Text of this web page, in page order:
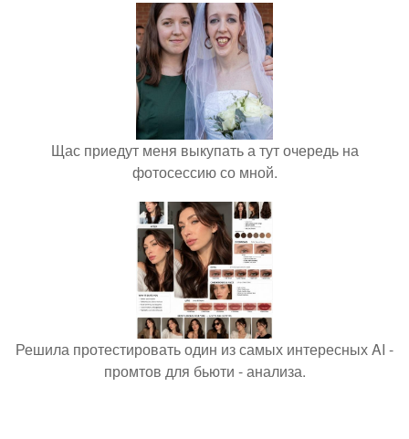
Щас приедут меня выкупать а тут очередь на
фотосессию со мной.
Решила протестировать один из самых интересных AI -
промтов для бьюти - анализа.